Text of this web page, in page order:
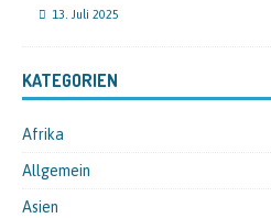
13. Juli 2025
KATEGORIEN
Afrika
Allgemein
Asien